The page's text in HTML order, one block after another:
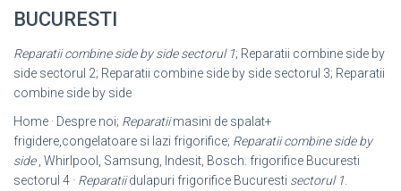
BUCURESTI
Reparatii combine side by side sectorul 1; Reparatii combine side by
side sectorul 2; Reparatii combine side by side sectorul 3; Reparatii
combine side by side
Home · Despre noi; Reparatiimasini de spalat+
frigidere,congelatoare si lazi frigorifice; Reparatii combine side by
side, Whirlpool, Samsung, Indesit, Bosch. frigorifice Bucuresti
sectorul 4 · Reparatiidulapuri frigorifice Bucuresti sectorul 1